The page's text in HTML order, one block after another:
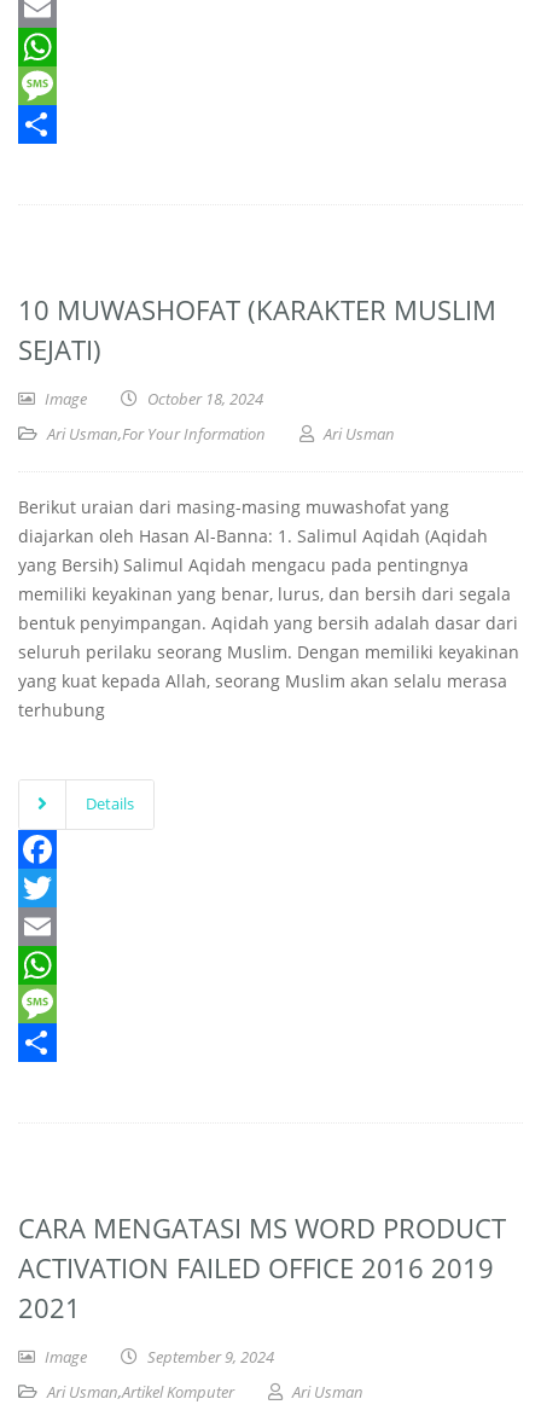
Twitter
Email
WhatsApp
Message
10 MUWASHOFAT (KARAKTER MUSLIM
SEJATI)
Image
October 18, 2024
Ari Usman,For Your Information Ari Usman
Berikut uraian dari masing-masing muwashofat yang
diajarkan oleh Hasan Al-Banna: 1. Salimul Aqidah (Aqidah
yang Bersih) Salimul Aqidah mengacu pada pentingnya
memiliki keyakinan yang benar, lurus, dan bersih dari segala
bentuk penyimpangan. Aqidah yang bersih adalah dasar dari
seluruh perilaku seorang Muslim. Dengan memiliki keyakinan
yang kuat kepada Allah, seorang Muslim akan selalu merasa
terhubung
Details
Facebook
Twitter
Email
WhatsApp
Message
CARA MENGATASI MS WORD PRODUCT
ACTIVATION FAILED OFFICE 2016 2019
2021
Image
September 9, 2024
Ari Usman,Artikel Komputer Ari Usman